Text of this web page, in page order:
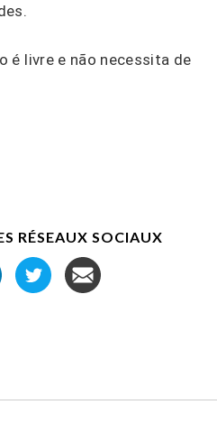
é livre e não necessita de
RÉSEAUX SOCIAUX